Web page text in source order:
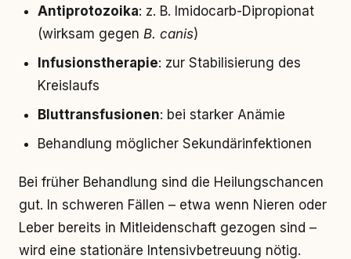
Antiprotozoika: z. B. Imidocarb-Dipropionat
(wirksam gegen B. canis)
Infusionstherapie: zur Stabilisierung des
Kreislaufs
Bluttransfusionen: bei starker Anämie
Behandlung möglicher Sekundärinfektionen
Bei früher Behandlung sind die Heilungschancen
gut. In schweren Fällen – etwa wenn Nieren oder
Leber bereits in Mitleidenschaft gezogen sind –
wird eine stationäre Intensivbetreuung nötig.